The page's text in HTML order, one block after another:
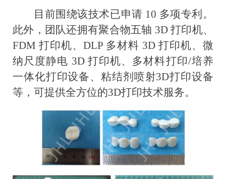
目前围绕该技术已申请 10 多项专利。
此外，团队还拥有聚合物五轴 3D 打印机、
FDM 打印机、DLP 多材料 3D 打印机、微
纳尺度静电 3D 打印机、多材料打印/培养
一体化打印设备、粘结剂喷射3D打印设备
等，可提供全方位的3D打印技术服务。